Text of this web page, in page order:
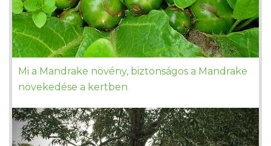
Mi a Mandrake növény, biztonságos a Mandrake
növekedése a kertben